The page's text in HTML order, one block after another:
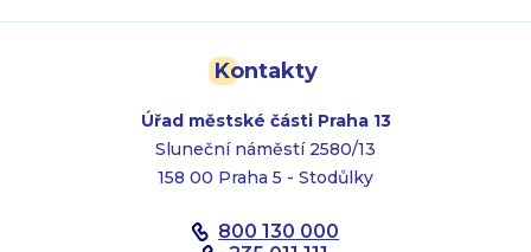
Kontakty
Úřad městské části Praha 13
Sluneční náměstí 2580/13
158 00 Praha 5 - Stodůlky
800 130 000